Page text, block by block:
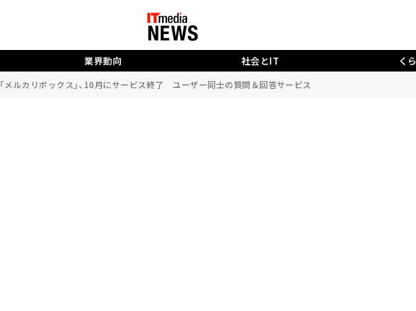
業界動向 社会とIT く
「メルカリボックス」、10月にサービス終了 ユーザー同士の質問＆回答サービス